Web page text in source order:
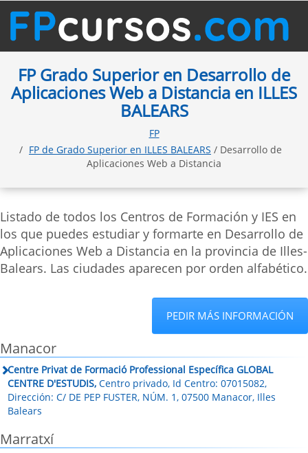
FP Grado Superior en Desarrollo de
Aplicaciones Web a Distancia en ILLES
BALEARS
FP
FP de Grado Superior en ILLES BALEARS / Desarrollo de
Aplicaciones Web a Distancia
Listado de todos los Centros de Formación y IES en
los que puedes estudiar y formarte en Desarrollo de
Aplicaciones Web a Distancia en la provincia de Illes-
Balears. Las ciudades aparecen por orden alfabético.
PEDIR MÁS INFORMACIÓN
Manacor
Centre Privat de Formació Professional Específica GLOBAL
CENTRE D'ESTUDIS, Centro privado, Id Centro: 07015082,
Dirección: C/ DE PEP FUSTER, NÚM. 1, 07500 Manacor, Illes
Balears
Marratxí